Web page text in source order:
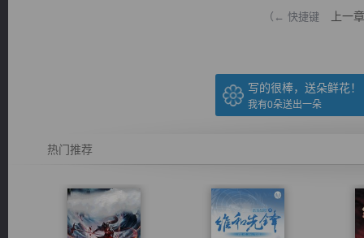
（← 快捷键 上一章
写的很棒，送朵鲜花！
我有0朵送出一朵
热门推荐